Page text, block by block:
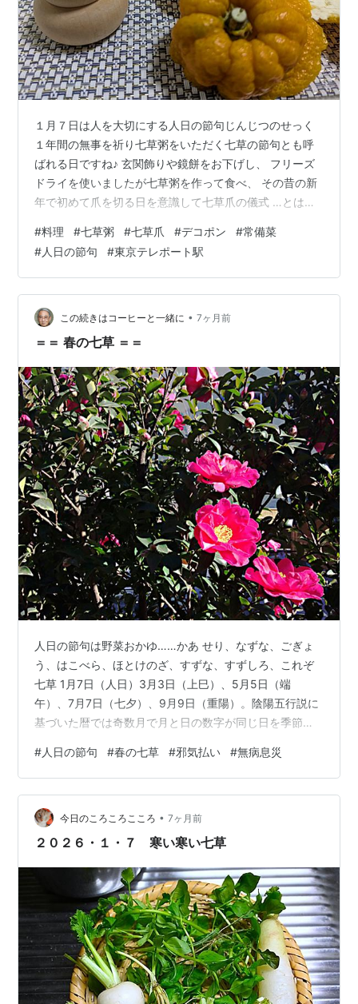
１月７日は人を大切にする人日の節句じんじつのせっく
１年間の無事を祈り七草粥をいただく七草の節句とも呼
ばれる日ですね♪ 玄関飾りや鏡餅をお下げし、 フリーズ
ドライを使いましたが七草粥を作って食べ、 その昔の新
年で初めて爪を切る日を意識して七草爪の儀式 …とはい
えちゃいましたけど、 七草がゆの（取り分けた）汁にマ
ニュキュアを落とした爪を順番に浸け、 切りやすくして
から爪切りで切ってキレイに揃えました 食後のデザート
にデコポン🍊 リンゴやオレンジと比べてみても見た目は
もっとBig 重さもズシッと570g こんな大きさ見たことな
いって感じの母から貰っ…
#料理 #七草粥 #七草爪 #デコポン #常備菜
#人日の節句 #東京テレポート駅
この続きはコーヒーと一緒に • 7ヶ月前
＝＝ 春の七草 ＝＝
人日の節句は野菜おかゆ……かあ せり、なずな、ごぎょ
う、はこべら、ほとけのざ、すずな、すずしろ、これぞ
七草 1月7日（人日）3月3日（上巳）、5月5日（端
午）、7月7日（七夕）、9月9日（重陽）。陰陽五行説に
基づいた暦では奇数月で月と日の数字が同じ日を季節の
けが7日になっているのは1日が元旦なので、次に縁起の
いい日を選ぶと7日だったからです。 そんな陰陽五行説
で一年最初に訪れる節句が今日の人日（じんじつ）の節
句、別名「七草の節句」。「邪気を払い万病を除くため
に七草粥を食する日」として伝えられてきました。 七草
#人日の節句 #春の七草 #邪気払い #無病息災
今日のころころこころ • 7ヶ月前
２０２６・１・７ 寒い寒い七草